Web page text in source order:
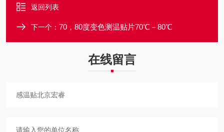
返回列表
下一个： 70，80度变色测温贴片70℃－80℃
在线留言